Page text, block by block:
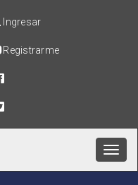
Ingresar
Registrarme